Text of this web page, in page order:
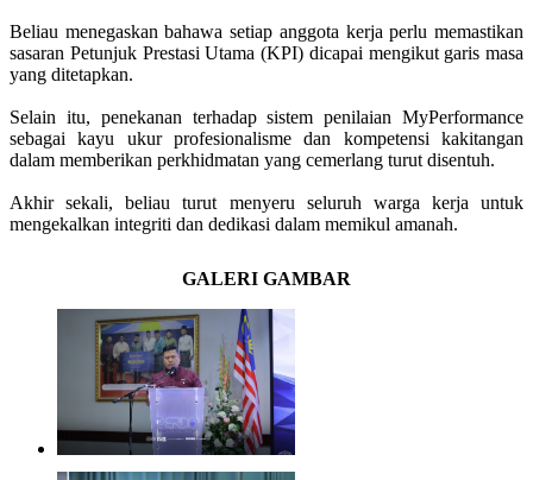
Beliau menegaskan bahawa setiap anggota kerja perlu memastikan
sasaran Petunjuk Prestasi Utama (KPI) dicapai mengikut garis masa
yang ditetapkan.
Selain itu, penekanan terhadap sistem penilaian MyPerformance
sebagai kayu ukur profesionalisme dan kompetensi kakitangan
dalam memberikan perkhidmatan yang cemerlang turut disentuh.
Akhir sekali, beliau turut menyeru seluruh warga kerja untuk
mengekalkan integriti dan dedikasi dalam memikul amanah.
GALERI GAMBAR